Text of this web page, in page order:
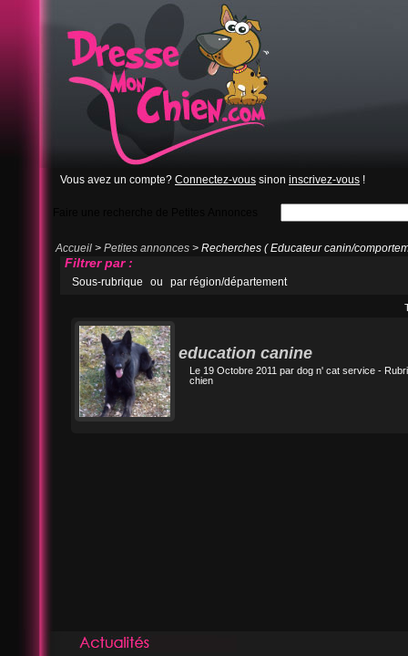
Vous avez un compte? Connectez-vous sinon inscrivez-vous !
Accueil > Petites annonces > Recherches ( Educateur canin/
Filtrer par :
Sous-rubrique ou par région/département
education canine
Le 19 Octobre 2011 par dog n' cat service -
chien